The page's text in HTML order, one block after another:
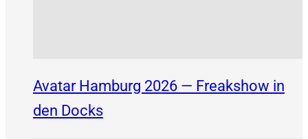
Avatar Hamburg 2026 — Freakshow in
den Docks